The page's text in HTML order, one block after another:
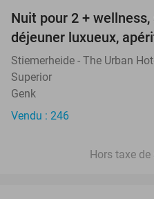
Nuit pour 2 +
déjeuner luxueux,
Stiemerheide - The Urban
Superior
Genk
Vendu : 246
Hors taxe